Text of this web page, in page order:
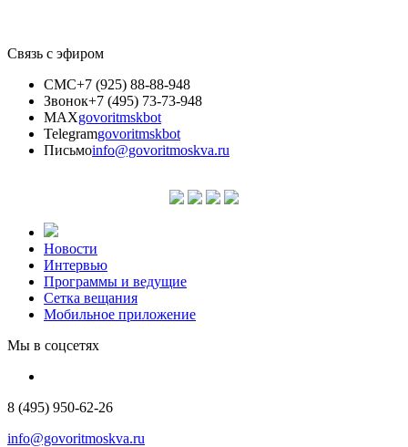
Связь с эфиром
СМС+7 (925) 88-88-948
Звонок+7 (495) 73-73-948
MAXgovoritmskbot
Telegramgovoritmskbot
Письмоinfo@govoritmoskva.ru
Новости
Интервью
Программы и ведущие
Сетка вещания
Мобильное приложение
Мы в соцсетях
8 (495) 950-62-26
info@govoritmoskva.ru